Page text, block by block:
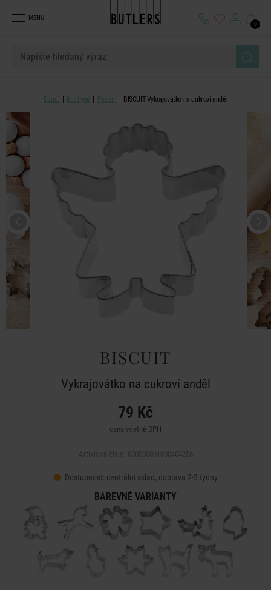
MENU
0
Domů Kuchyně Pečení BISCUIT Vykrajovátko na cukroví anděl
BISCUIT
Vykrajovátko na cukroví anděl
79 Kč
cena včetně DPH
Dostupnost: centrální sklad, doprava 2-3 týdny
BAREVNÉ VARIANTY